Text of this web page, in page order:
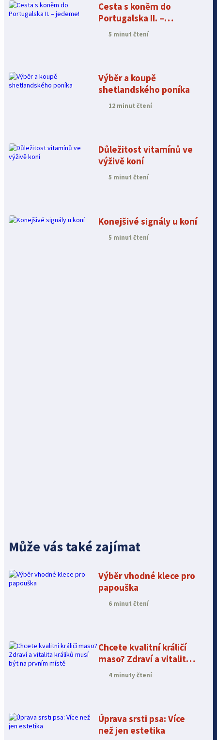
Cesta s koněm do
Portugalska II. –
jedeme!
5 minut čtení
Výběr a koupě
shetlandského poníka
12 minut čtení
Důležitost vitamínů ve
výživě koní
5 minut čtení
Konejšivé signály u koní
5 minut čtení
Může vás také zajímat
Výběr vhodné klece pro
papouška
6 minut čtení
Chcete kvalitní králičí
maso? Zdraví a vitalita
králíků musí být na
prvním místě
4 minuty čtení
Úprava srsti psa: Více
než jen estetika